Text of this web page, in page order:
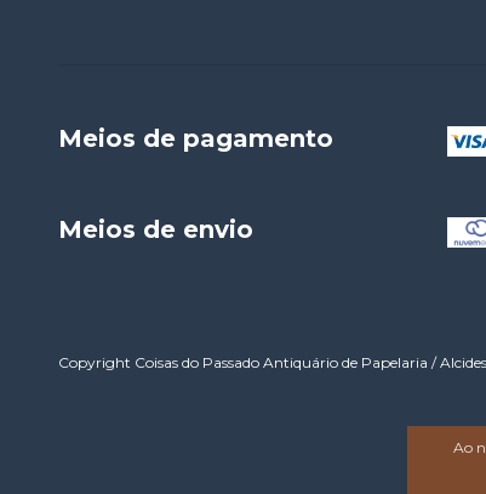
Ao
Meios de pagamento
Meios de envio
Copyright Coisas do Passado Antiquário de Papelaria /